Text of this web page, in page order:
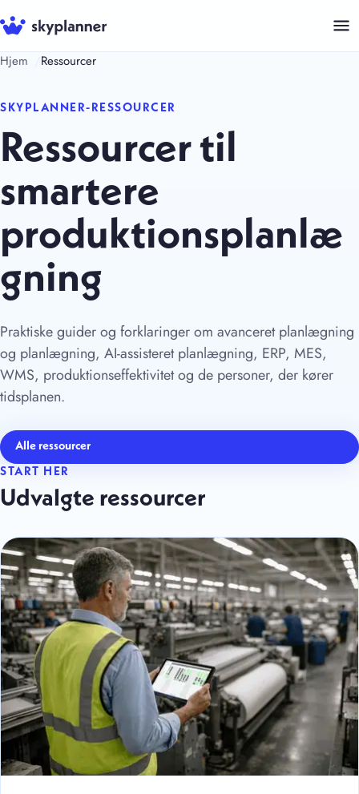
Hop
til
indhold
Hjem Ressourcer
SKYPLANNER-RESSOURCER
Ressourcer til
smartere
produktionsplanlæ
gning
Praktiske guider og forklaringer om avanceret planlægning
og planlægning, AI-assisteret planlægning, ERP, MES,
WMS, produktionseffektivitet og de personer, der kører
tidsplanen.
Alle ressourcer
START HER
Udvalgte ressourcer